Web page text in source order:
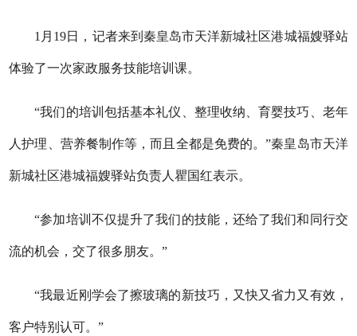
1月19日，记者来到秦皇岛市天洋新城社区港城福嫂驿站
体验了一次家政服务技能培训课。
“我们的培训包括基本礼仪、 整理收纳、育婴技巧、老年
人护理、营养餐制作等，而且全都是免费的。”秦皇岛市天洋
新城社区港城福嫂驿站负责人瞿国红表示。
“参加培训不仅提升了我们的技能，还给了我们和同行交
流的机会，交了很多朋友。”
“我最近刚学会了擦玻璃的新技巧，又快又省力又有效，
客户特别认可。”